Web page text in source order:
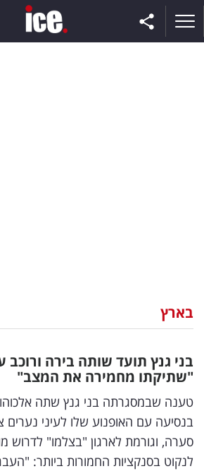
וצרכנות
דיגיטל
וטק
שיווק
ופרסום
בארץ
בני גנץ תועד שותה בירה ורוכב
"שתיקתו מחמירה את המצב"
טענה שבמסגרתה בני גנץ שתה
בנסיעה עם האופנוע שלו לעיני נערים
סערה, וגורמת לארגון "בצלמו" לדרוש
לנקוט בסנקציות החמורות ביותר: